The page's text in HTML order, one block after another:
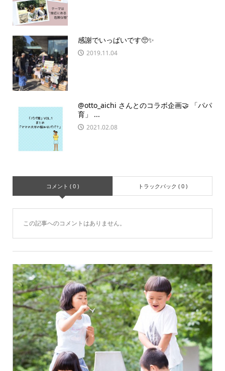
感謝でいっぱいです🥺✨
2019.11.04
@otto_aichi さんとのコラボ企画🤝 「パパ
育」 ...
2021.02.08
コメント ( 0 ) トラックバック ( 0 )
この記事へのコメントはありません。